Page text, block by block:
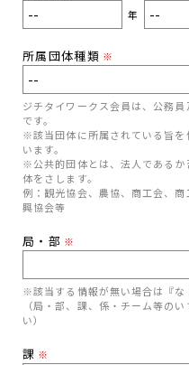
年
所属団体種類 ※
ジチタイワークス会員は、公務
です。
※該当団体に所属されている旨
います。
※公共的団体とは、法人であるか
体をさします。
例：観光協会、農協、商工会、
興協会等
局・部 ※
※該当する情報が無い場合は『な
（局・部、課、係・チーム等の
い）
課 ※